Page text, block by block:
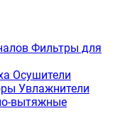
Фильтры для
Осушители
Увлажнители
вытяжные